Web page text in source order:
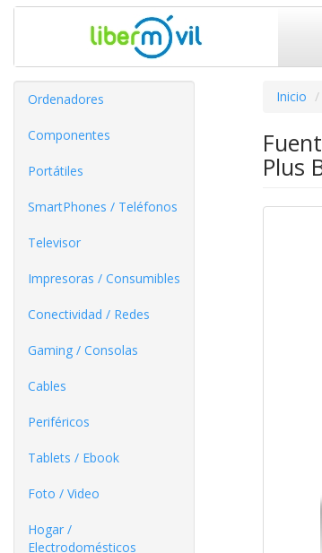
Ordenadores
Componentes
Portátiles
SmartPhones / Teléfonos
Televisor
Impresoras / Consumibles
Conectividad / Redes
Gaming / Consolas
Cables
Periféricos
Tablets / Ebook
Foto / Video
Hogar /
Electrodomésticos
Inicio
Plus